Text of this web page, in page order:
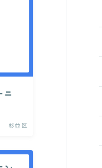
ニ
杉並区